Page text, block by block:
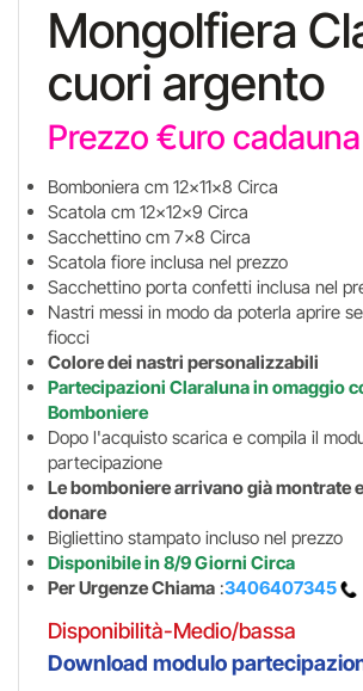
Mongolfiera
cuori argento
Prezzo €uro cadauna
Bomboniera cm 12x11x8 Circa
Scatola cm 12x12x9 Circa
Sacchettino cm 7x8 Circa
Scatola fiore inclusa nel prezzo
Sacchettino porta confetti inclusa nel
Nastri messi in modo da poterla aprire
fiocci
Colore dei nastri personalizzabili
Partecipazioni Claraluna in omaggio
Bomboniere
Dopo l'acquisto scarica e compila il
partecipazione
Le bomboniere arrivano già montrate
donare
Bigliettino stampato incluso nel prezzo
Disponibile in 8/9 Giorni Circa
Per Urgenze Chiama :3406407345
Disponibilità-Medio/bassa
Download modulo